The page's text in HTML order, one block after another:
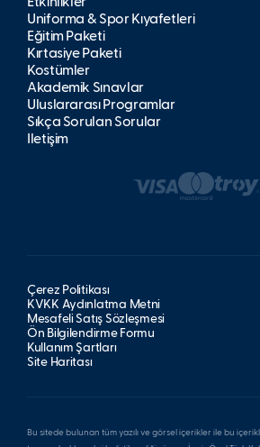
Etkinlikler
Üniforma & Spor Kıyafetleri
Eğitim Paketi
Kırtasiye Paketi
Kostümler
Akademik Sınavlar
Uluslararası Programlar
Sıkça Sorulan Sorular
İletişim
Çerez Politikası
KVKK Aydınlatma Metni
Mesafeli Satış Sözleşmesi
Ön Bilgilendirme Formu
Kullanım Şartları
Site Haritası
Bu sitede bulunan tüm yazılı ve görsel içerikler ile bu